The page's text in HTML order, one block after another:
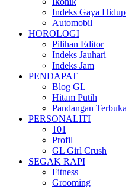
Indeks Gaya Hidup
Automobil
HOROLOGI
Pilihan Editor
Indeks Jauhari
Indeks Jam
PENDAPAT
Blog GL
Hitam Putih
Pandangan Terbuka
PERSONALITI
101
Profil
GL Girl Crush
SEGAK RAPI
Fitness
Grooming